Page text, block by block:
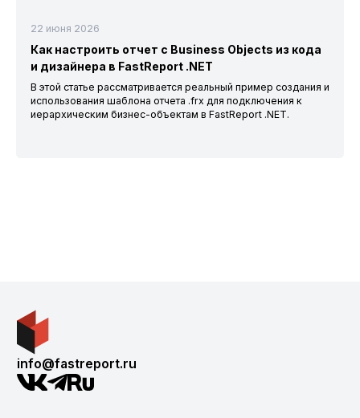
22 июня 2026
Как настроить отчет с Business Objects из кода
и дизайнера в FastReport .NET
В этой статье рассматривается реальный пример создания и
использования шаблона отчета .frx для подключения к
иерархическим бизнес-объектам в FastReport .NET.
info@fastreport.ru